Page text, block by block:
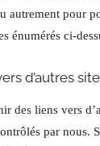
autrement pour
énumérés ci-
d’autres
des liens vers
par nous.